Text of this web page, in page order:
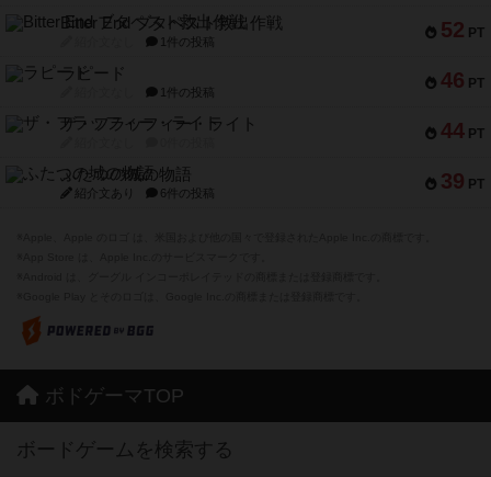
52 PT
Bitter End ブタペスト救出作戦
1件の投稿
46 PT
ラピード
1件の投稿
44 PT
ザ・フラッフィー・ライト
39 PT
ふたつの城の物語
紹介文あり 6件の投稿
ボドゲーマTOP
ボードゲームを検索する